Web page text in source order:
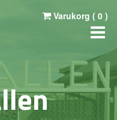
Varukorg ( 0 )